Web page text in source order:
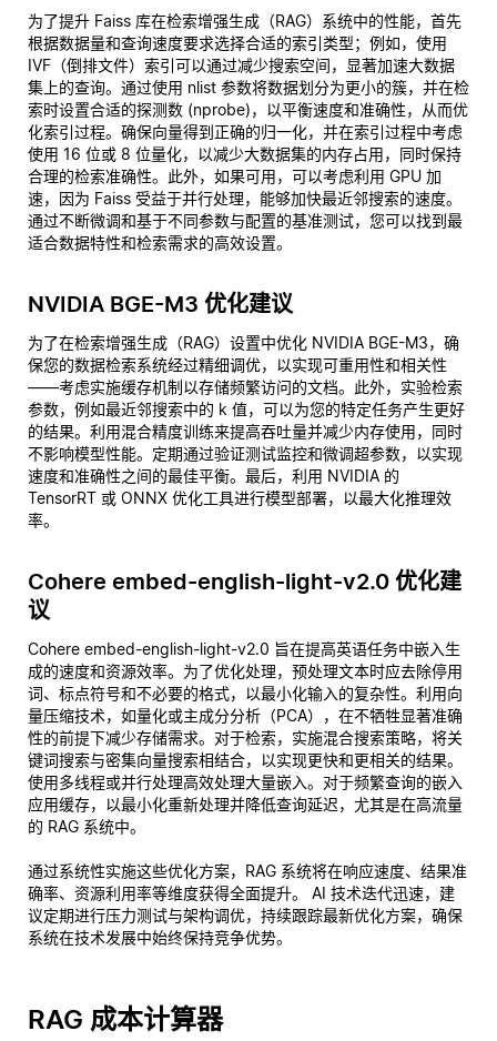
为了提升 Faiss 库在检索增强生成（RAG）系统中的性能，首先
根据数据量和查询速度要求选择合适的索引类型；例如，使用
IVF（倒排文件）索引可以通过减少搜索空间，显著加速大数据
集上的查询。通过使用 nlist 参数将数据划分为更小的簇，并在检
索时设置合适的探测数 (nprobe)，以平衡速度和准确性，从而优
化索引过程。确保向量得到正确的归一化，并在索引过程中考虑
使用 16 位或 8 位量化，以减少大数据集的内存占用，同时保持
合理的检索准确性。此外，如果可用，可以考虑利用 GPU 加
速，因为 Faiss 受益于并行处理，能够加快最近邻搜索的速度。
通过不断微调和基于不同参数与配置的基准测试，您可以找到最
适合数据特性和检索需求的高效设置。
NVIDIA BGE-M3 优化建议
为了在检索增强生成（RAG）设置中优化 NVIDIA BGE-M3，确
保您的数据检索系统经过精细调优，以实现可重用性和相关性
——考虑实施缓存机制以存储频繁访问的文档。此外，实验检索
参数，例如最近邻搜索中的 k 值，可以为您的特定任务产生更好
的结果。利用混合精度训练来提高吞吐量并减少内存使用，同时
不影响模型性能。定期通过验证测试监控和微调超参数，以实现
速度和准确性之间的最佳平衡。最后，利用 NVIDIA 的
TensorRT 或 ONNX 优化工具进行模型部署，以最大化推理效
率。
Cohere embed-english-light-v2.0 优化建
议
Cohere embed-english-light-v2.0 旨在提高英语任务中嵌入生
成的速度和资源效率。为了优化处理，预处理文本时应去除停用
词、标点符号和不必要的格式，以最小化输入的复杂性。利用向
量压缩技术，如量化或主成分分析（PCA），在不牺牲显著准确
性的前提下减少存储需求。对于检索，实施混合搜索策略，将关
键词搜索与密集向量搜索相结合，以实现更快和更相关的结果。
使用多线程或并行处理高效处理大量嵌入。对于频繁查询的嵌入
应用缓存，以最小化重新处理并降低查询延迟，尤其是在高流量
的 RAG 系统中。
通过系统性实施这些优化方案，RAG 系统将在响应速度、结果准
确率、资源利用率等维度获得全面提升。 AI 技术迭代迅速，建
议定期进行压力测试与架构调优，持续跟踪最新优化方案，确保
系统在技术发展中始终保持竞争优势。
RAG 成本计算器